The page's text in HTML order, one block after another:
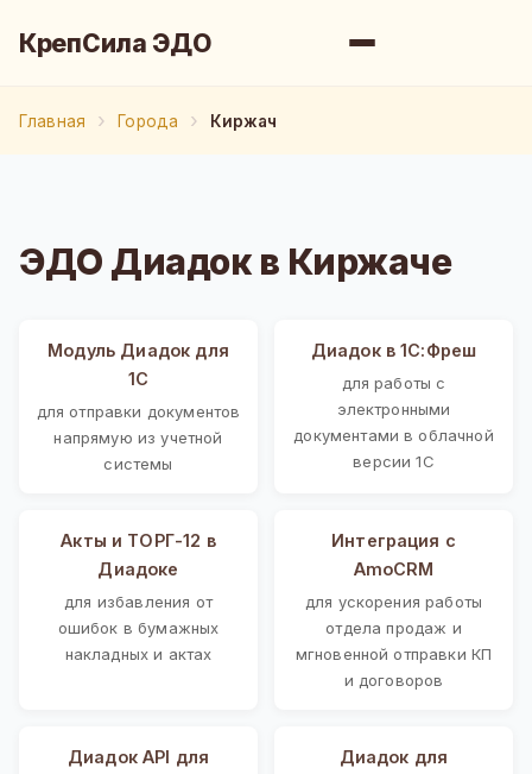
КрепСила ЭДО
Главная Города Киржач
ЭДО Диадок в Киржаче
Модуль Диадок для
1С
для отправки документов
напрямую из учетной
системы
Диадок в 1С:Фреш
для работы с
электронными
документами в облачной
версии 1С
Акты и ТОРГ-12 в
Диадоке
для избавления от
ошибок в бумажных
накладных и актах
Интеграция с
AmoCRM
для ускорения работы
отдела продаж и
мгновенной отправки КП
и договоров
Диадок API для
Диадок для